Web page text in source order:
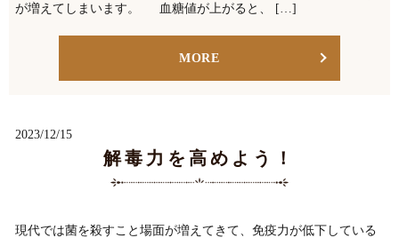
が増えてしまいます。 血糖値が上がると、 […]
MORE
2023/12/15
解毒力を高めよう！
現代では菌を殺すこと場面が増えてきて、免疫力が低下している